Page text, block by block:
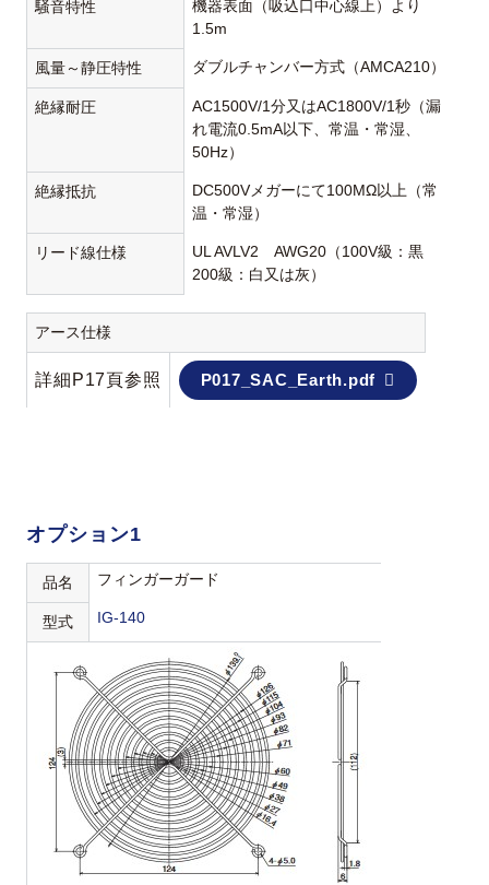
騒音特性
機器表面（吸込口中心線上）より
1.5m
風量～静圧特性 ダブルチャンバー方式（AMCA210）
絶縁耐圧
AC1500V/1分又はAC1800V/1秒（漏
れ電流0.5mA以下、常温・常湿、
50Hz）
絶縁抵抗
DC500Vメガーにて100MΩ以上（常
温・常湿）
リード線仕様
UL AVLV2 AWG20（100V級：黒
200級：白又は灰）
アース仕様
詳細P17頁参照 P017_SAC_Earth.pdf
オプション1
品名 フィンガーガード
型式 IG-140